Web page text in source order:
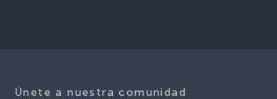
Únete a nuestra comunidad